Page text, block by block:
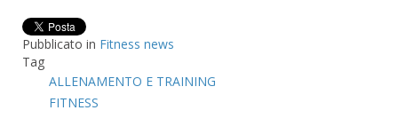
Pubblicato in Fitness news
Tag
ALLENAMENTO E TRAINING
FITNESS